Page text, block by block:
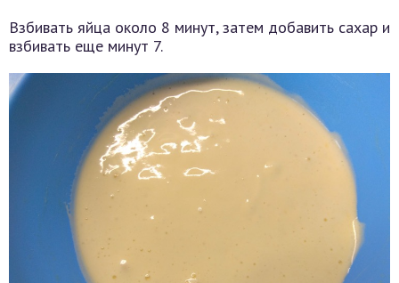
Взбивать яйца около 8 минут, затем добавить сахар и
взбивать еще минут 7.